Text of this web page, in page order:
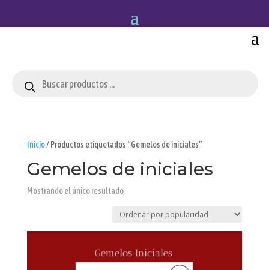
productos
Inicio/ Productos etiquetados “Gemelos de iniciales”
Gemelos de iniciales
Mostrando el único resultado